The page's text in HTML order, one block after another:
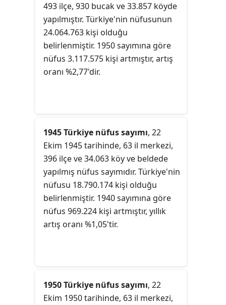
493 ilçe, 930 bucak ve 33.857 köyde
yapılmıştır. Türkiye'nin nüfusunun
24.064.763 kişi olduğu
belirlenmiştir. 1950 sayımına göre
nüfus 3.117.575 kişi artmıştır, artış
oranı %2,77'dir.
1945 Türkiye nüfus sayımı, 22
Ekim 1945 tarihinde, 63 il merkezi,
396 ilçe ve 34.063 köy ve beldede
yapılmış nüfus sayımıdır. Türkiye'nin
nüfusu 18.790.174 kişi olduğu
belirlenmiştir. 1940 sayımına göre
nüfus 969.224 kişi artmıştır, yıllık
artış oranı %1,05'tir.
1950 Türkiye nüfus sayımı, 22
Ekim 1950 tarihinde, 63 il merkezi,